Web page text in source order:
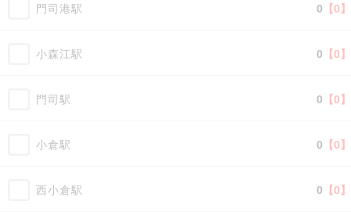
門司港駅 【0】
0
小森江駅 【0】
0
門司駅 【0】
0
小倉駅 【0】
0
西小倉駅 【0】
0